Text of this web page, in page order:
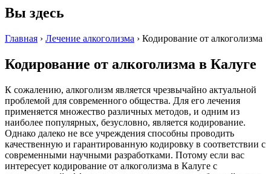
Вы здесь
Главная › Лечение алкоголизма › Кодирование от алкоголизма
Кодирование от алкоголизма в Калуге
К сожалению, алкоголизм является чрезвычайно актуальной
проблемой для современного общества. Для его лечения
применяется множество различных методов, и одним из
наиболее популярных, безусловно, является кодирование.
Однако далеко не все учреждения способны проводить
качественную и гарантированную кодировку в соответствии с
современными научными разработками. Потому если вас
интересует кодирование от алкоголизма в Калуге с